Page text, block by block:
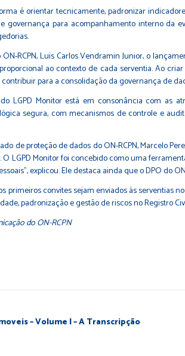
é orientar tecnicamente, padronizar
governança para acompanhamento interno da
RCPN, Luis Carlos Vendramin Junior, o
ao contexto de cada serventia. Ao
para a consolidação da governança de
LGPD Monitor está em consonância com as
segura, com mecanismos de controle e
de proteção de dados do ON-RCPN, Marcelo
O LGPD Monitor foi concebido como uma
explicou. Ele destaca ainda que o DPO do
primeiros convites sejam enviados às serventias
padronização e gestão de riscos no Registro
do ON-RCPN
– Volume I – A Transcripção